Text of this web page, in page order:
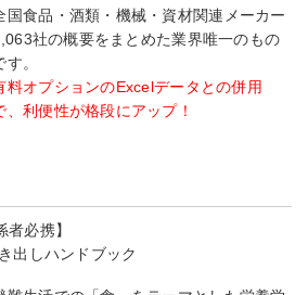
国食品・酒類・機械・資材関連メーカー
社の概要をまとめた業界唯一のもの
す。
料オプションのExcelデータとの併用
、利便性が格段にアップ！
者必携】
出しハンドブック